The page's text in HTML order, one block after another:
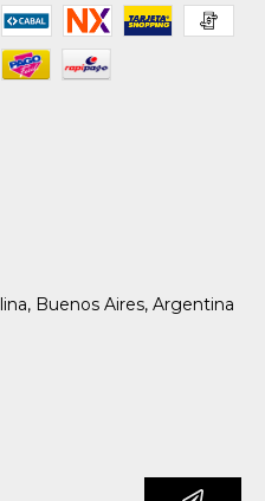
Buenos Aires, Argentina